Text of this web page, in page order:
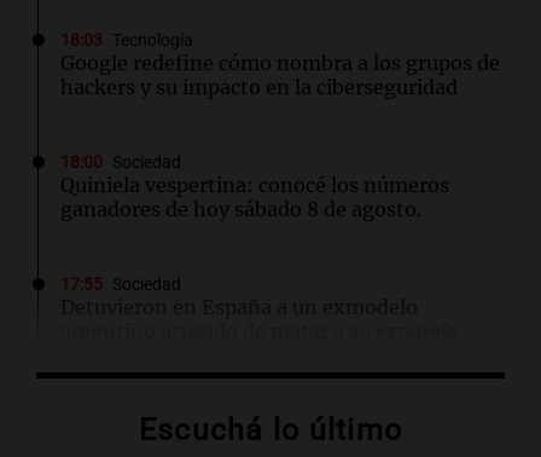
18:03 Tecnología
Google redefine cómo nombra a los grupos de
hackers y su impacto en la ciberseguridad
18:00 Sociedad
Quiniela vespertina: conocé los números
ganadores de hoy sábado 8 de agosto.
17:55 Sociedad
Detuvieron en España a un exmodelo
El impactante momento en que un terremoto
Escuchá lo último